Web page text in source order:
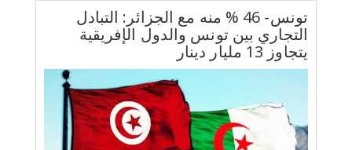
تونس- 46 % منه مع الجزائر: التبادل
التجاري بين تونس والدول الإفريقية
يتجاوز 13 مليار دينار